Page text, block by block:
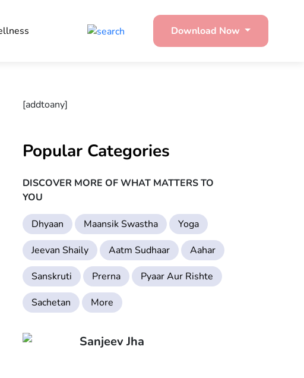
Download Now
[addtoany]
Popular Categories
DISCOVER MORE OF WHAT MATTERS TO
YOU
Dhyaan Maansik Swastha
Yoga
Jeevan Shaily
Aatm Sudhaar
Aahar
Sanskruti
Prerna
Pyaar Aur Rishte
Sachetan
More
Sanjeev Jha